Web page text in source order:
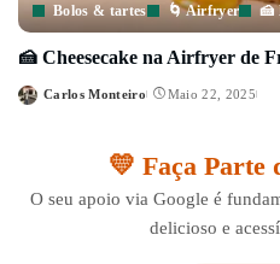
Bolos & tartes 🌀 Airfryer 🍰
🍰 Cheesecake na Airfryer de
Posted
Carlos Monteiro Maio 22, 2025
💛 Faça Parte
O seu apoio via Google é
delicioso e